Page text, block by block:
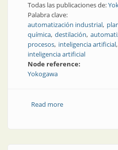
Todas las publicaciones de:
Palabra clave:
automatización industrial
química destilación
procesos inteligencia artificial
inteligencia artificial
Node reference:
Yokogawa
Read moreabout Inteligencia